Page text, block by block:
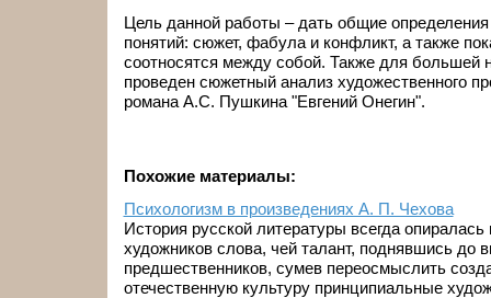
Цель данной работы – дать общие определения
понятий: сюжет, фабула и конфликт, а также
соотносятся между собой. Также для большей
проведен сюжетный анализ художественного
романа А.С. Пушкина "Евгений Онегин".
Похожие материалы:
Психологизм в произведениях А. П. Чехова
История русской литературы всегда опиралась
художников слова, чей талант, поднявшись до
предшественников, сумев переосмыслить
отечественную культуру принципиальные